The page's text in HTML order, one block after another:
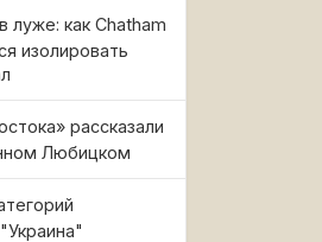
луже: как Chatham
изолировать
рассказали
Любицком